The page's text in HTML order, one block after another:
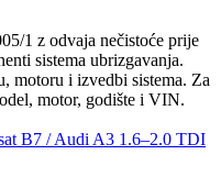
1 z odvaja nečistoće prije
sistema ubrizgavanja.
motoru i izvedbi sistema. Za
motor, godište i VIN.